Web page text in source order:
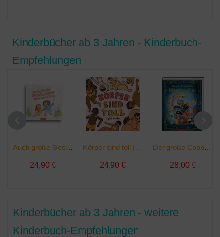
Kinderbücher ab 3 Jahren - Kinderbuch-
Empfehlungen
24,90 € 24,90 € 28,00 €
Kinderbücher ab 3 Jahren - weitere
Kinderbuch-Empfehlungen